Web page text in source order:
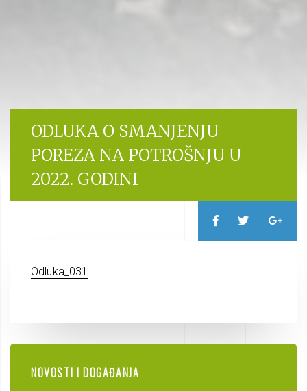
ODLUKA O SMANJENJU
POREZA NA POTROŠNJU U
2022. GODINI
Odluka_031
NOVOSTI I DOGAĐANJA